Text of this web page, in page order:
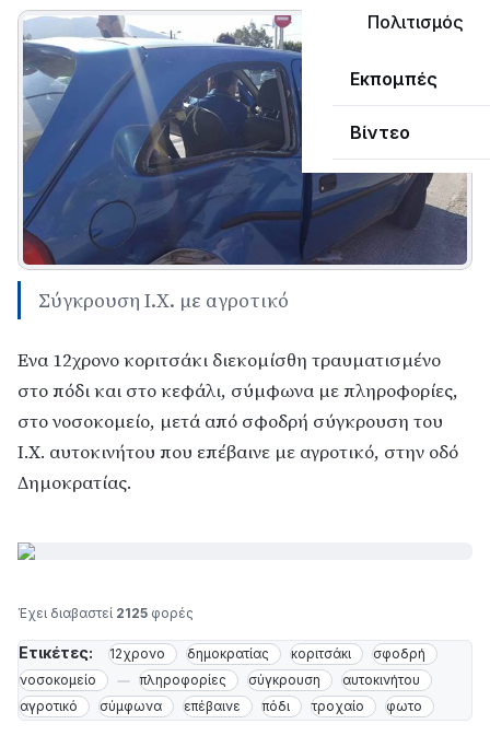
Πολιτισμός
Εκπομπές
Βίντεο
Σύγκρουση I.Χ. με αγροτικό
Ενα 12χρονο κοριτσάκι διεκομίσθη τραυματισμένο
στο πόδι και στο κεφάλι, σύμφωνα με πληροφορίες,
στο νοσοκομείο, μετά από σφοδρή σύγκρουση του
Ι.Χ. αυτοκινήτου που επέβαινε με αγροτικό, στην οδό
Δημοκρατίας.
Έχει διαβαστεί 2125 φορές
Ετικέτες: 12χρονο δημοκρατίας κοριτσάκι
σφοδρή
νοσοκομείο
πληροφορίες σύγκρουση
αυτοκινήτου
αγροτικό
σύμφωνα επέβαινε πόδι τροχαίο φωτο